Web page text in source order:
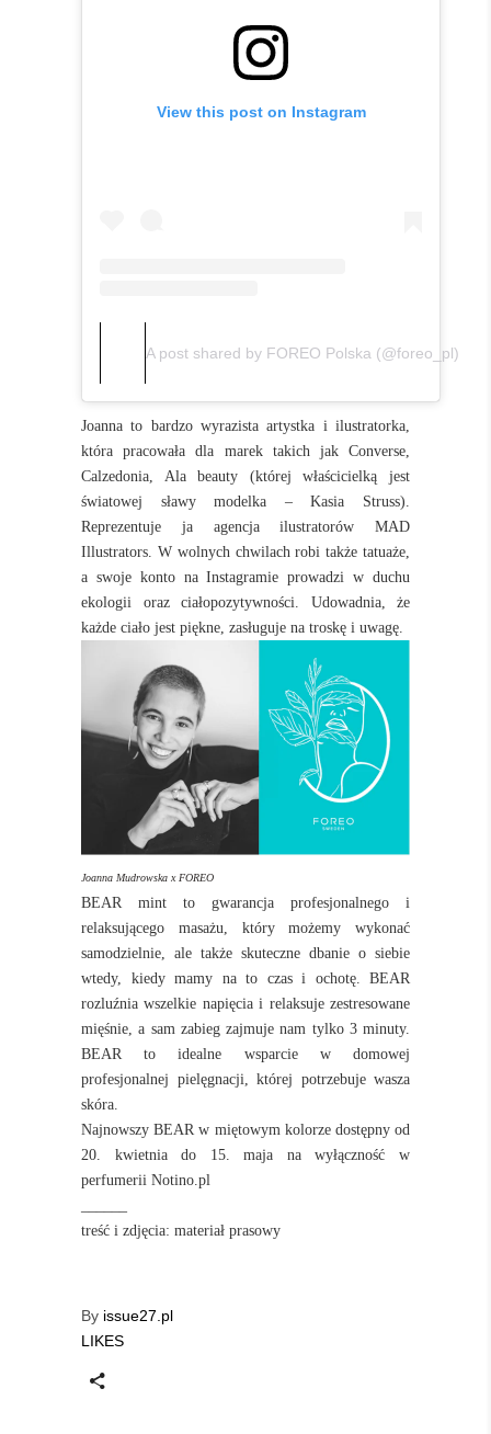
View this post on Instagram
A post shared by FOREO Polska (@foreo_pl)
Joanna to bardzo wyrazista artystka i ilustratorka,
która pracowała dla marek takich jak Converse,
Calzedonia, Ala beauty (której właścicielką jest
światowej sławy modelka – Kasia Struss).
Reprezentuje ja agencja ilustratorów MAD
Illustrators. W wolnych chwilach robi także tatuaże,
a swoje konto na Instagramie prowadzi w duchu
ekologii oraz ciałopozytywności. Udowadnia, że
każde ciało jest piękne, zasługuje na troskę i uwagę.
Joanna Mudrowska x FOREO
BEAR mint to gwarancja profesjonalnego i
relaksującego masażu, który możemy wykonać
samodzielnie, ale także skuteczne dbanie o siebie
wtedy, kiedy mamy na to czas i ochotę. BEAR
rozluźnia wszelkie napięcia i relaksuje zestresowane
mięśnie, a sam zabieg zajmuje nam tylko 3 minuty.
BEAR to idealne wsparcie w domowej
profesjonalnej pielęgnacji, której potrzebuje wasza
skóra.
Najnowszy BEAR w miętowym kolorze dostępny od
20. kwietnia do 15. maja na wyłączność w
perfumerii Notino.pl
treść i zdjęcia: materiał prasowy
By issue27.pl
LIKES